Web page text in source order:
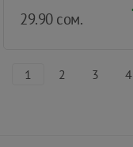
29.90 сом.
1 2 3 4